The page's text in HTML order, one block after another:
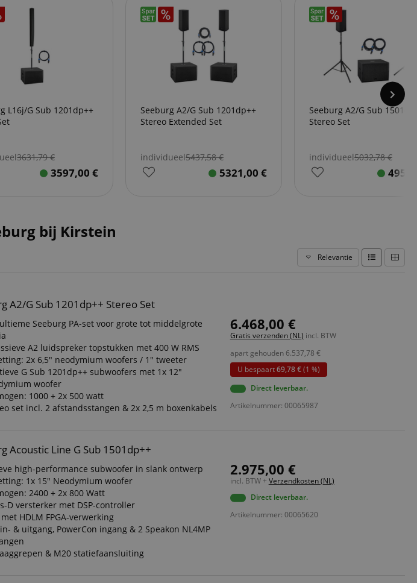
L16j/G Sub 1201dp++
3631,79€
3597,00 €
Seeburg A2/G Sub 1201dp++
Stereo Extended Set
individueel5437,58€
5321,00 €
Seeburg A2/G Sub
Stereo Set
individueel5032,78€
bij Kirstein
Relevantie
A2/G Sub 1201dp++ Stereo Set
Seeburg PA-set voor grote tot middelgrote
A2 luidspreker topstukken met 400 W RMS
2x 6,5" neodymium woofers / 1" tweeter
G Sub 1201dp++ subwoofers met 1x 12"
woofer
1000 + 2x 500 watt
set incl. 2 afstandsstangen & 2x 2,5 m boxenkabels
6.468,00 €
Gratis verzenden (NL) incl. BTW
apart gehouden 6.537,78 €
U bespaart69,78 €(1 %)
Direct leverbaar.
Artikelnummer: 00065987
Acoustic Line G Sub 1501dp++
high-performance subwoofer in slank ontwerp
1x 15" Neodymium woofer
2400 + 2x 800 Watt
D versterker met DSP-controller
met HDLM FPGA-verwerking
in- & uitgang, PowerCon ingang & 2 Speakon NL4MP
& M20 statiefaansluiting
2.975,00 €
incl. BTW + Verzendkosten (NL)
Direct leverbaar.
Artikelnummer: 00065620